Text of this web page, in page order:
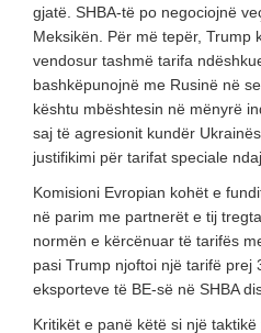
gjatë. SHBA-të po negociojnë
Meksikën. Për më tepër, Trump
vendosur tashmë tarifa
bashkëpunojnë me Rusinë në
kështu mbështesin në mënyrë
saj të agresionit kundër
justifikimi për tarifat speciale
Komisioni Evropian kohët e
në parim me partnerët e tij
normën e kërcënuar të tarifës
pasi Trump njoftoi një tarifë prej
eksporteve të BE-së në SHBA
Kritikët e panë këtë si një